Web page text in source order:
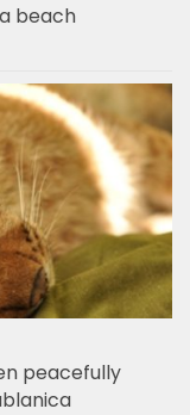
beach
peacefully